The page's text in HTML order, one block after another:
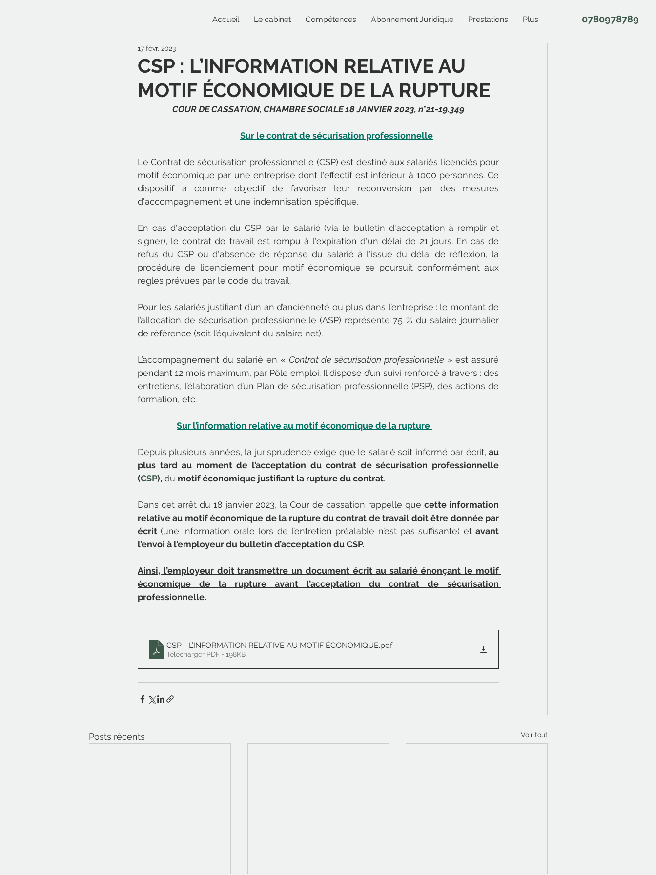
Accueil Le cabinet Compétences Abonnement Juridique Prestations Plus 0780978789
CSP : L’INFORMATION RELATIVE AU
MOTIF ÉCONOMIQUE DE LA RUPTURE
17 févr. 2023
COUR DE CASSATION, CHAMBRE SOCIALE 18 JANVIER 2023, n°21-19.349
Sur le contrat de sécurisation professionnelle
Le Contrat de sécurisation professionnelle (CSP) est destiné aux salariés licenciés pour
motif économique par une entreprise dont l'effectif est inférieur à 1000 personnes. Ce
dispositif a comme objectif de favoriser leur reconversion par des mesures
d'accompagnement et une indemnisation spécifique.
En cas d'acceptation du CSP par le salarié (via le bulletin d'acceptation à remplir et
signer), le contrat de travail est rompu à l'expiration d'un délai de 21 jours. En cas de
refus du CSP ou d'absence de réponse du salarié à l'issue du délai de réflexion, la
procédure de licenciement pour motif économique se poursuit conformément aux
règles prévues par le code du travail.
Pour les salariés justifiant d’un an d’ancienneté ou plus dans l’entreprise : le montant de
l’allocation de sécurisation professionnelle (ASP) représente 75 % du salaire journalier
de référence (soit l’équivalent du salaire net).
L’accompagnement du salarié en « Contrat de sécurisation professionnelle » est assuré
pendant 12 mois maximum, par Pôle emploi. Il dispose d’un suivi renforcé à travers : des
entretiens, l’élaboration d’un Plan de sécurisation professionnelle (PSP), des actions de
formation, etc.
Sur l’information relative au motif économique de la rupture
Depuis plusieurs années, la jurisprudence exige que le salarié soit informé par écrit, au
plus tard au moment de l’acceptation du contrat de sécurisation professionnelle
(CSP), du motif économique justifiant la rupture du contrat.
Dans cet arrêt du 18 janvier 2023, la Cour de cassation rappelle que cette information
relative au motif économique de la rupture du contrat de travail doit être donnée par
écrit (une information orale lors de l’entretien préalable n’est pas suffisante) et avant
l’envoi à l’employeur du bulletin d’acceptation du CSP.
Ainsi, l’employeur doit transmettre un document écrit au salarié énonçant le motif
économique de la rupture avant l’acceptation du contrat de sécurisation
professionnelle.
CSP - L’INFORMATION RELATIVE AU MOTIF ÉCONOMIQUE.pdf
Télécharger PDF • 198KB
Posts récents Voir tout